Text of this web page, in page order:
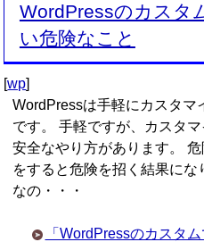
WordPressのカスタ
い危険なこと
[wp]
WordPressは手軽にカスタマ
です。 手軽ですが、カスタ
安全なやり方があります。
をすると危険を招く結果に
なの・・・
「WordPressのカスタ